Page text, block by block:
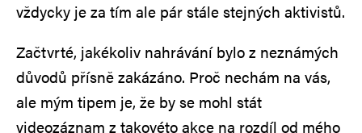
vždycky je za tím ale pár stále stejných aktivistů.
Začtvrté, jakékoliv nahrávání bylo z neznámých
důvodů přísně zakázáno. Proč nechám na vás,
ale mým tipem je, že by se mohl stát
videozáznam z takovéto akce na rozdíl od mého